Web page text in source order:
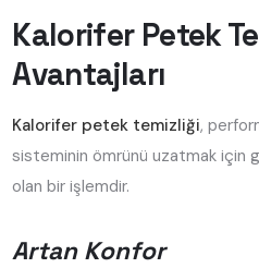
Kalorifer Petek
Avantajları
Kalorifer petek temizliği,
sisteminin ömrünü uzatmak için
olan bir işlemdir.
Artan Konfor